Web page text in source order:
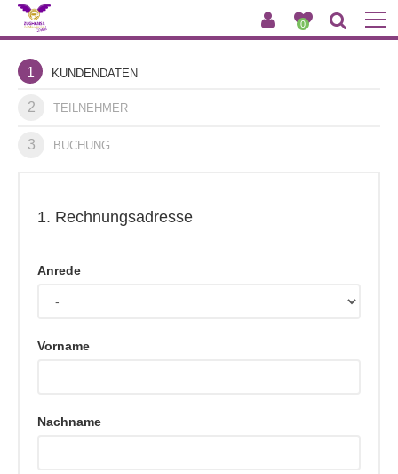
0
1 KUNDENDATEN
2 TEILNEHMER
3 BUCHUNG
1. Rechnungsadresse
Anrede
Vorname
Nachname